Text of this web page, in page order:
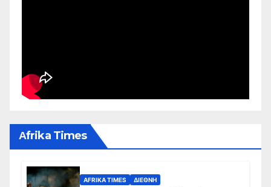
Αfrika Times
AFRIKA TIMES ΔΙΕΘΝΉ